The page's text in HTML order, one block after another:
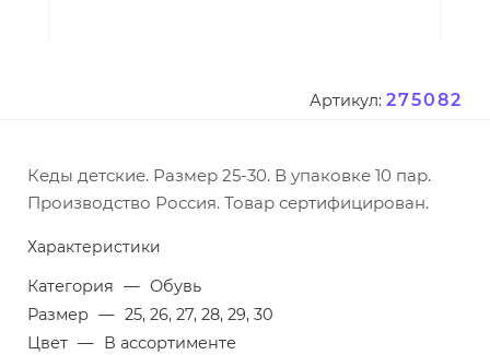
Артикул: 275082
Кеды детские. Размер 25-30. В упаковке 10 пар.
Производство Россия. Товар сертифицирован.
Характеристики
Категория — Обувь
Размер — 25, 26, 27, 28, 29, 30
Цвет — В ассортименте